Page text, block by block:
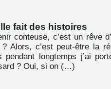
fait des histoires
conteuse, c’est un rêve
Alors, c’est peut-être la
pendant longtemps j’ai
? Oui, si on (…)